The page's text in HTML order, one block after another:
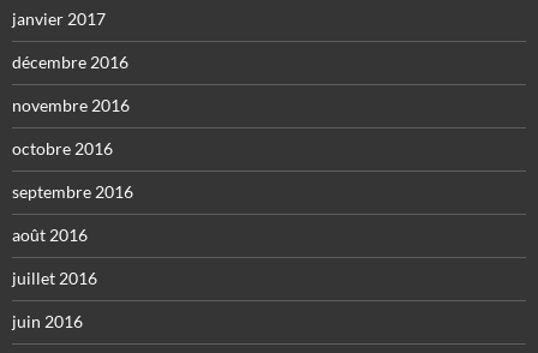
janvier 2017
décembre 2016
novembre 2016
octobre 2016
septembre 2016
août 2016
juillet 2016
juin 2016